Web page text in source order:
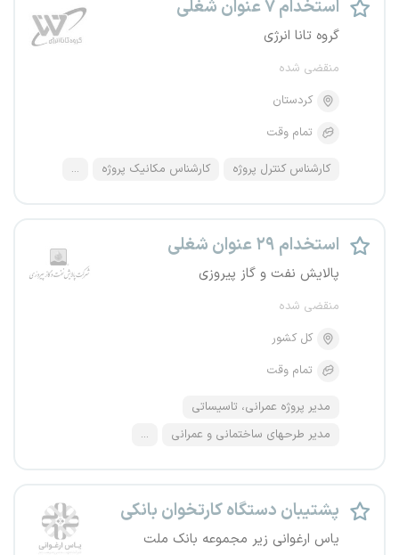
استخدام ۷ عنوان شغلی
گروه تانا انرژی
منقضی شده
کردستان
تمام وقت
کارشناس کنترل پروژه کارشناس مکانیک پروژه ...
استخدام ۲۹ عنوان شغلی
پالایش نفت و گاز پیروزی
منقضی شده
کل کشور
تمام وقت
مدیر پروژه عمرانی، تاسیساتی
مدیر طرحهای ساختمانی و عمرانی
...
پشتیبان دستگاه کارتخوان بانکی
یاس ارغوانی زیر مجموعه بانک ملت